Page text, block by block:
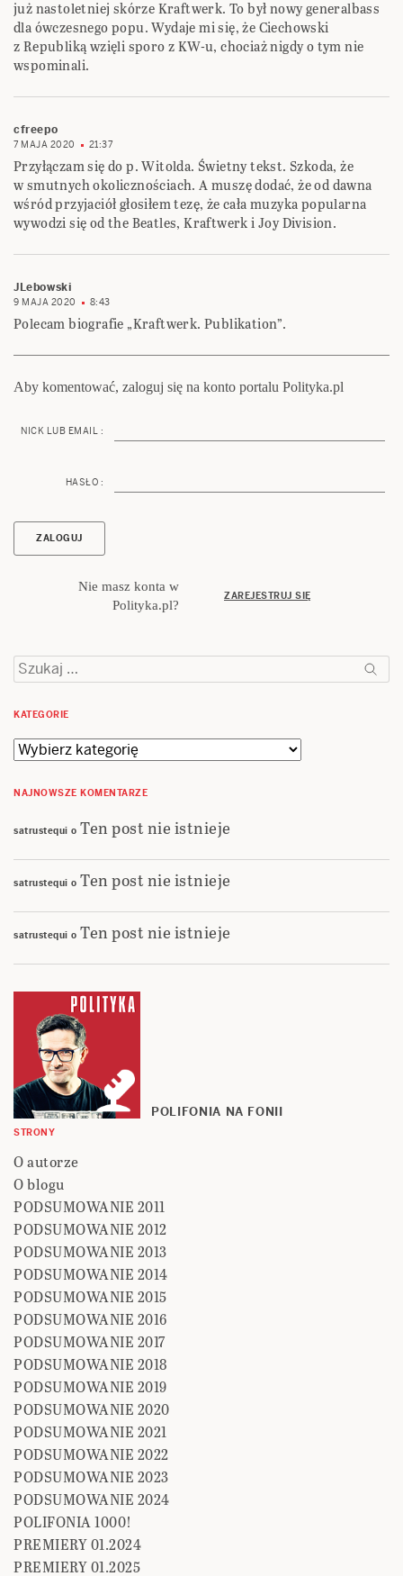
już nastoletniej skórze Kraftwerk. To był nowy generalbass
dla ówczesnego popu. Wydaje mi się, że Ciechowski
z Republiką wzięli sporo z KW-u, chociaż nigdy o tym nie
wspominali.
cfreepo
7 MAJA 2020 21:37
Przyłączam się do p. Witolda. Świetny tekst. Szkoda, że
w smutnych okolicznościach. A muszę dodać, że od dawna
wśród przyjaciół głosiłem tezę, że cała muzyka popularna
wywodzi się od the Beatles, Kraftwerk i Joy Division.
JLebowski
9 MAJA 2020 8:43
Polecam biografie „Kraftwerk. Publikation”.
Aby komentować, zaloguj się na konto portalu Polityka.pl
NICK LUB EMAIL :
HASŁO :
Nie masz konta w
Polityka.pl?
ZAREJESTRUJ SIĘ
Szukaj:
KATEGORIE
Kategorie
NAJNOWSZE KOMENTARZE
satrustequi o Ten post nie istnieje
satrustequi o Ten post nie istnieje
satrustequi o Ten post nie istnieje
POLIFONIA NA FONII
STRONY
O autorze
O blogu
PODSUMOWANIE 2011
PODSUMOWANIE 2012
PODSUMOWANIE 2013
PODSUMOWANIE 2014
PODSUMOWANIE 2015
PODSUMOWANIE 2016
PODSUMOWANIE 2017
PODSUMOWANIE 2018
PODSUMOWANIE 2019
PODSUMOWANIE 2020
PODSUMOWANIE 2021
PODSUMOWANIE 2022
PODSUMOWANIE 2023
PODSUMOWANIE 2024
POLIFONIA 1000!
PREMIERY 01.2024
PREMIERY 01.2025